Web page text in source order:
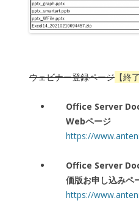
ウェビナー登録ページ 【終
Office Server
Webページ
https://
Office Server
価版お申し込みペ
https://